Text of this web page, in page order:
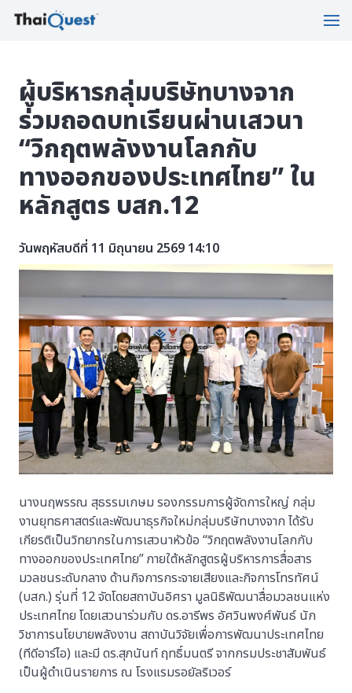
ผู้บริหารกลุ่มบริษัทบางจาก
ร่วมถอดบทเรียนผ่านเสวนา
“วิกฤตพลังงานโลกกับ
ทางออกของประเทศไทย” ใน
หลักสูตร บสก.12
วันพฤหัสบดีที่ 11 มิถุนายน 2569 14:10
นางนฤพรรณ สุธรรมเกษม รองกรรมการผู้จัดการใหญ่ กลุ่ม
งานยุทธศาสตร์และพัฒนาธุรกิจใหม่กลุ่มบริษัทบางจาก ได้รับ
เกียรติเป็นวิทยากรในการเสวนาหัวข้อ “วิกฤตพลังงานโลกกับ
ทางออกของประเทศไทย” ภายใต้หลักสูตรผู้บริหารการสื่อสาร
มวลชนระดับกลาง ด้านกิจการกระจายเสียงและกิจการโทรทัศน์
(บสก.) รุ่นที่ 12 จัดโดยสถาบันอิศรา มูลนิธิพัฒนาสื่อมวลชนแห่ง
ประเทศไทย โดยเสวนาร่วมกับ ดร.อารีพร อัศวินพงศ์พันธ์ นัก
วิชาการนโยบายพลังงาน สถาบันวิจัยเพื่อการพัฒนาประเทศไทย
(ทีดีอาร์ไอ) และมี ดร.สุภนันท์ ฤทธิ์มนตรี จากกรมประชาสัมพันธ์
เป็นผู้ดำเนินรายการ ณ โรงแรมรอยัลริเวอร์